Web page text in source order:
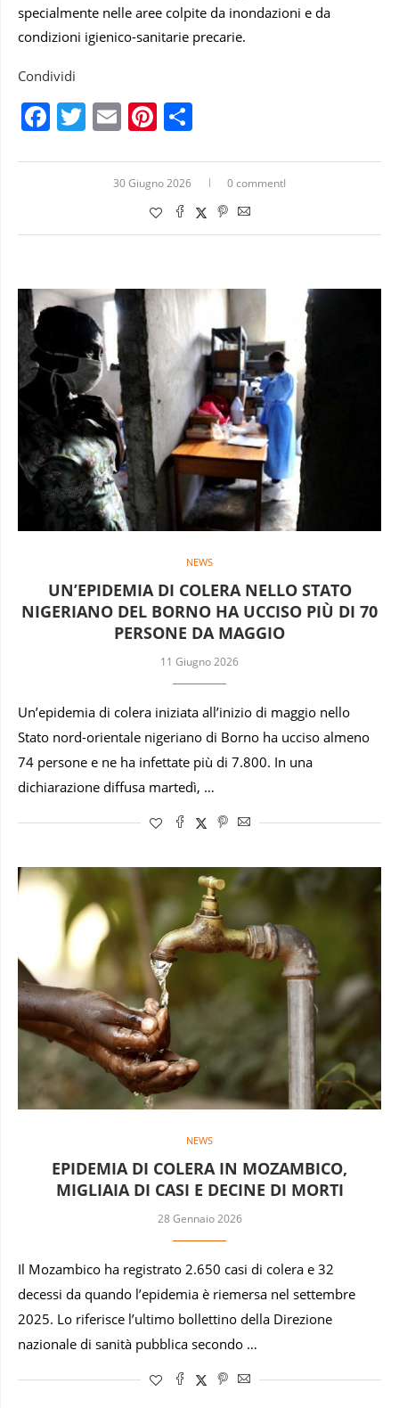
specialmente nelle aree colpite da inondazioni e da
condizioni igienico-sanitarie precarie.
Condividi
Facebook
Twitter
EmailPinterest
30 Giugno 2026 0 commentI
NEWS
UN’EPIDEMIA DI COLERA NELLO STATO
NIGERIANO DEL BORNO HA UCCISO PIÙ DI 70
PERSONE DA MAGGIO
11 Giugno 2026
Un’epidemia di colera iniziata all’inizio di maggio nello
Stato nord-orientale nigeriano di Borno ha ucciso almeno
74 persone e ne ha infettate più di 7.800. In una
dichiarazione diffusa martedì, …
NEWS
EPIDEMIA DI COLERA IN MOZAMBICO,
MIGLIAIA DI CASI E DECINE DI MORTI
28 Gennaio 2026
Il Mozambico ha registrato 2.650 casi di colera e 32
decessi da quando l’epidemia è riemersa nel settembre
2025. Lo riferisce l’ultimo bollettino della Direzione
nazionale di sanità pubblica secondo …